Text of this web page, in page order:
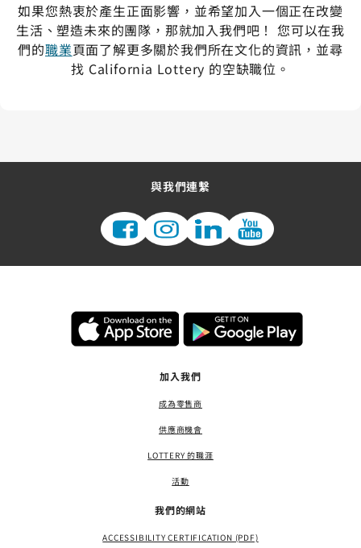
如果您熱衷於產生正面影響，並希望加入一個正在改變
生活、塑造未來的團隊，那就加入我們吧！ 您可以在我
們的職業頁面了解更多關於我們所在文化的資訊，並尋
找 California Lottery 的空缺職位。
與我們連繫
加入我們
成為零售商
供應商機會
LOTTERY 的職涯
活動
我們的網站
ACCESSIBILITY CERTIFICATION (PDF)